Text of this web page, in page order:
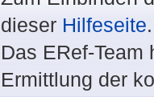
dieser Hilfeseite.
Das ERef-
Ermittlung der